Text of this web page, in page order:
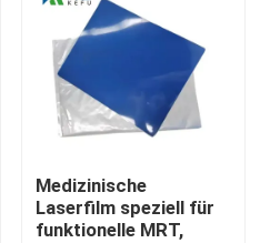
Medizinische
Laserfilm speziell für
funktionelle MRT,